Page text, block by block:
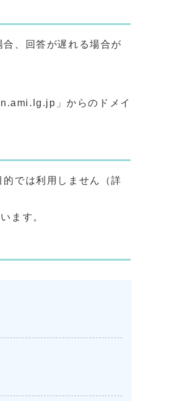
、回答が遅れる場合が
」からのドメイ
では利用しません（詳
ます。